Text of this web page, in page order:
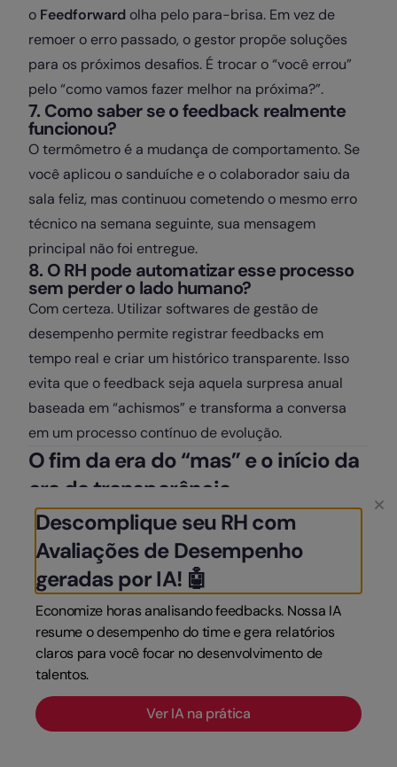
o Feedforward olha pelo para-brisa. Em vez de
remoer o erro passado, o gestor propõe soluções
para os próximos desafios. É trocar o “você errou”
pelo “como vamos fazer melhor na próxima?”.
7. Como saber se o feedback realmente
funcionou?
O termômetro é a mudança de comportamento. Se
você aplicou o sanduíche e o colaborador saiu da
sala feliz, mas continuou cometendo o mesmo erro
técnico na semana seguinte, sua mensagem
principal não foi entregue.
8. O RH pode automatizar esse processo
sem perder o lado humano?
Com certeza. Utilizar softwares de gestão de
desempenho permite registrar feedbacks em
tempo real e criar um histórico transparente. Isso
evita que o feedback seja aquela surpresa anual
baseada em “achismos” e transforma a conversa
em um processo contínuo de evolução.
O fim da era do “mas” e o início da
era da transparência
A técnica do feedback sanduíche pode até ter sido
a “queridinha” da gestão de pessoas por décadas,
mas vamos encarar os fatos: o cenário mudou. Em
um mercado que exige agilidade e trocas em tempo
real, o excesso de camadas para entregar uma
mensagem acaba gerando mais ruído do que
evolução. Afinal, quem nunca sentiu um frio na
logo em seguida?
O segredo para uma liderança de alto impacto não
Descomplique seu RH com
Avaliações de Desempenho
geradas por IA! 🤖
Economize horas analisando feedbacks. Nossa IA
resume o desempenho do time e gera relatórios
claros para você focar no desenvolvimento de
talentos.
Ver IA na prática